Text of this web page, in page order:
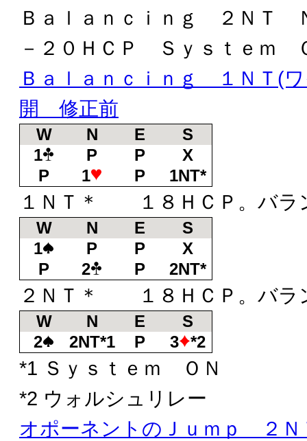
Ｂａｌａｎｃｉｎｇ ２ＮＴ
－２０ＨＣＰ Ｓｙｓｔｅｍ
Ｂａｌａｎｃｉｎｇ １ＮＴ(
開 修正前
W N E
S
1
P P
X
P
1 P 1NT*
１ＮＴ＊ １８ＨＣＰ。バラ
W N E
S
1
P P
X
P
2 P 2NT*
２ＮＴ＊ １８ＨＣＰ。バラ
W N E
S
2
2NT*1 P 3 *2
*1 Ｓｙｓｔｅｍ ＯＮ
*2 ウォルシュリレー
オポーネントのＪｕｍｐ ２